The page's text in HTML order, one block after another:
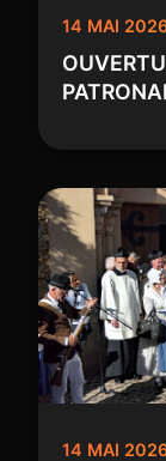
14 MAI
14 MAI